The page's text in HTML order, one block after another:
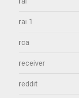
rai 1
rca
receiver
reddit